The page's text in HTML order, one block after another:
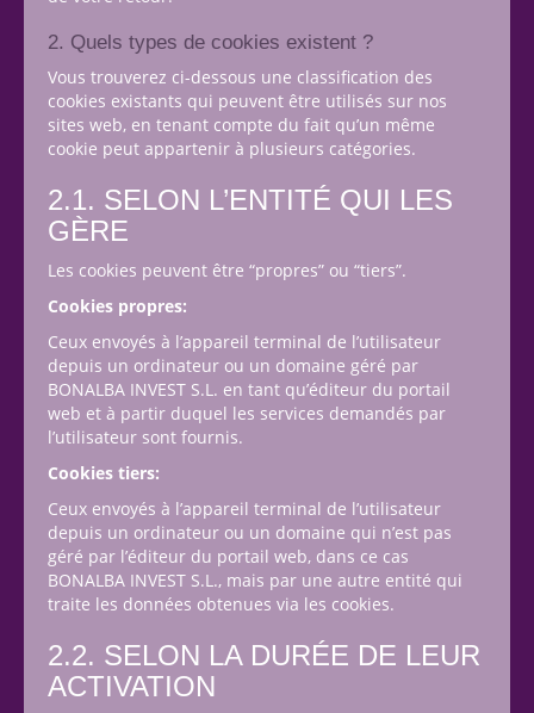
2. Quels types de cookies existent ?
Vous trouverez ci-dessous une classification des
cookies existants qui peuvent être utilisés sur nos
sites web, en tenant compte du fait qu’un même
cookie peut appartenir à plusieurs catégories.
2.1. SELON L’ENTITÉ QUI LES
GÈRE
Les cookies peuvent être “propres” ou “tiers”.
Cookies propres:
Ceux envoyés à l’appareil terminal de l’utilisateur
depuis un ordinateur ou un domaine géré par
BONALBA INVEST S.L. en tant qu’éditeur du portail
web et à partir duquel les services demandés par
l’utilisateur sont fournis.
Cookies tiers:
Ceux envoyés à l’appareil terminal de l’utilisateur
depuis un ordinateur ou un domaine qui n’est pas
géré par l’éditeur du portail web, dans ce cas
BONALBA INVEST S.L., mais par une autre entité qui
traite les données obtenues via les cookies.
2.2. SELON LA DURÉE DE LEUR
ACTIVATION